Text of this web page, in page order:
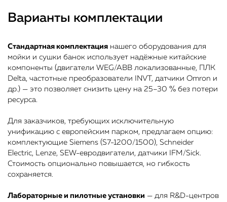
Варианты комплектации
Стандартная комплектация нашего оборудования для
мойки и сушки банок использует надёжные китайские
компоненты (двигатели WEG/ABB локализованные, ПЛК
Delta, частотные преобразователи INVT, датчики Omron и
др.) — это позволяет снизить цену на 25–30 % без потери
ресурса.
Для заказчиков, требующих исключительную
унификацию с европейским парком, предлагаем опцию:
комплектующие Siemens (S7-1200/1500), Schneider
Electric, Lenze, SEW-евродвигатели, датчики IFM/Sick.
Стоимость опционально повышается, но гибкость
сохраняется.
Лабораторные и пилотные установки — для R&D-центров